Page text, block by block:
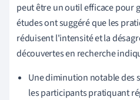
peut être un outil efficace pour
études ont suggéré que les
réduisent l'intensité et la
découvertes en recherche
Une diminution notable des
les participants pratiquant